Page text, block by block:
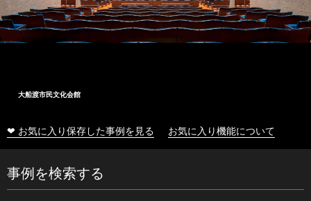
大船渡市民文化会館
❤ お気に入り保存した事例を見る お気に入り機能について
事例を検索する